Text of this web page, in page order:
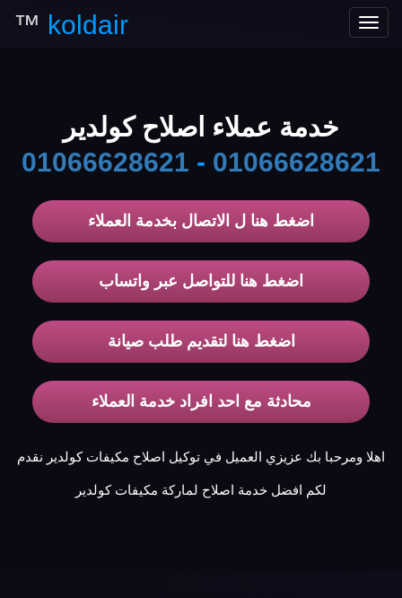
Toggle
koldair
™
خدمة عملاء اصلاح كولدير
01066628621
-
01066628621
اضغط هنا ل الاتصال بخدمة العملاء
اضغط هنا للتواصل عبر واتساب
اضغط هنا لتقديم طلب صيانة
محادثة مع احد افراد خدمة العملاء
اهلا ومرحبا بك عزيزي العميل في توكيل اصلاح مكيفات كولدير نقدم
لكم افضل خدمة اصلاح لماركة مكيفات كولدير